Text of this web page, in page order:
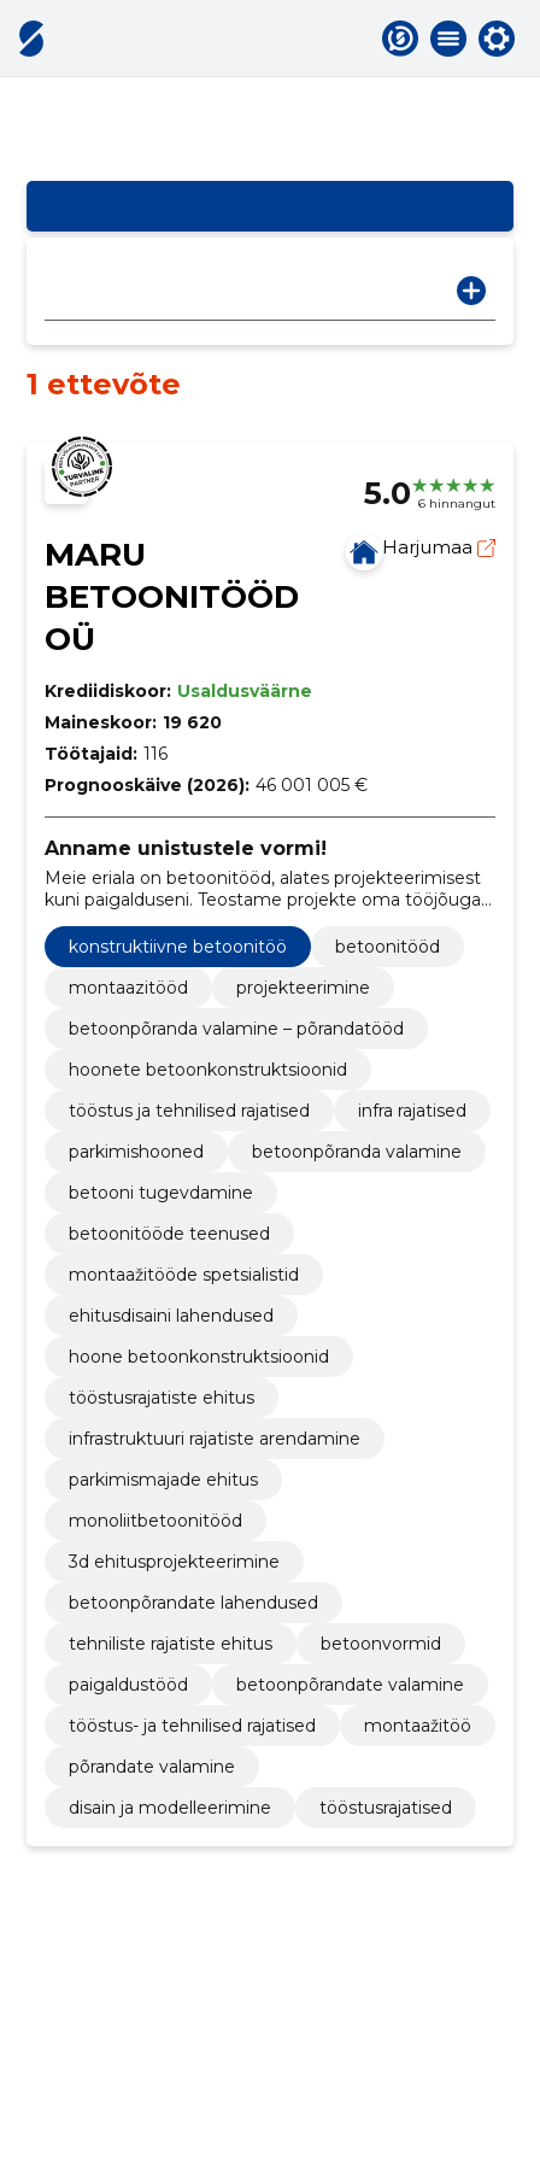
1 ettevõte
5.0 6 hinnangut
MARU
BETOONITÖÖD
OÜ
Harjumaa
Krediidiskoor: Usaldusväärne
Maineskoor: 19 620
Töötajaid: 116
Prognooskäive (2026): 46 001 005 €
Anname unistustele vormi!
Meie eriala on betoonitööd, alates projekteerimisest
kuni paigalduseni. Teostame projekte oma tööjõuga
tuginedes aastatepikkusele erialasele kompetentsile
ning kogemusele.
konstruktiivne betoonitöö
betoonitööd
montaazitööd
projekteerimine
betoonpõranda valamine – põrandatööd
hoonete betoonkonstruktsioonid
tööstus ja tehnilised rajatised
infra rajatised
parkimishooned
betoonpõranda valamine
betooni tugevdamine
betoonitööde teenused
montaažitööde spetsialistid
ehitusdisaini lahendused
hoone betoonkonstruktsioonid
tööstusrajatiste ehitus
infrastruktuuri rajatiste arendamine
parkimismajade ehitus
monoliitbetoonitööd
3d ehitusprojekteerimine
betoonpõrandate lahendused
tehniliste rajatiste ehitus
betoonvormid
paigaldustööd
betoonpõrandate valamine
tööstus- ja tehnilised rajatised
montaažitöö
põrandate valamine
disain ja modelleerimine
tööstusrajatised